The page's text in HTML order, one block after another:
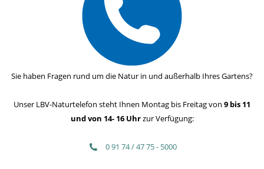
Sie haben Fragen rund um die Natur in und außerhalb Ihres Gartens?
Unser LBV-Naturtelefon steht Ihnen Montag bis Freitag von 9 bis 11
und von 14- 16 Uhrzur Verfügung:
0 91 74 / 47 75 - 5000